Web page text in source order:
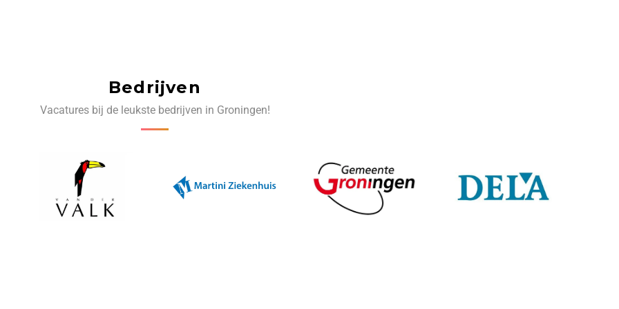
Bedrijven
Vacatures bij de leukste bedrijven in Groningen!